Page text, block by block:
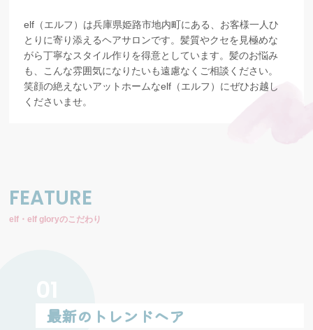
elf（エルフ）は兵庫県姫路市地内町にある、お客様一人ひ
とりに寄り添えるヘアサロンです。髪質やクセを見極めな
がら丁寧なスタイル作りを得意としています。髪のお悩み
も、こんな雰囲気になりたいも遠慮なくご相談ください。
笑顔の絶えないアットホームなelf（エルフ）にぜひお越し
くださいませ。
FEATURE
elf・elf gloryのこだわり
最新のトレンドヘア